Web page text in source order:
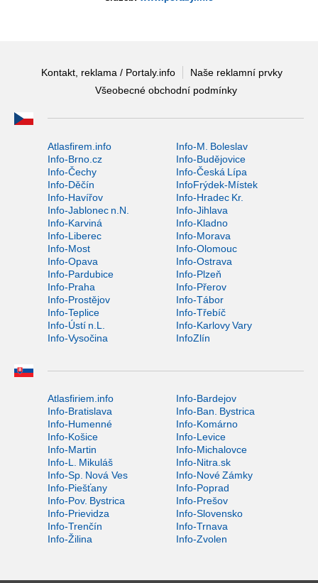
Kontakt, reklama / Portaly.info
Naše reklamní prvky
Všeobecné obchodní podmínky
Atlasfirem.info
Info-M. Boleslav
Info-Brno.cz
Info-Budějovice
Info-Čechy
Info-Česká Lípa
Info-Děčín
InfoFrýdek-Místek
Info-Havířov
Info-Hradec Kr.
Info-Jablonec n.N.
Info-Jihlava
Info-Karviná
Info-Kladno
Info-Liberec
Info-Morava
Info-Most
Info-Olomouc
Info-Opava
Info-Ostrava
Info-Pardubice
Info-Plzeň
Info-Praha
Info-Přerov
Info-Prostějov
Info-Tábor
Info-Teplice
Info-Třebíč
Info-Ústí n.L.
Info-Karlovy Vary
Info-Vysočina
InfoZlín
Atlasfiriem.info
Info-Bardejov
Info-Bratislava
Info-Ban. Bystrica
Info-Humenné
Info-Komárno
Info-Košice
Info-Levice
Info-Martin
Info-Michalovce
Info-L. Mikuláš
Info-Nitra.sk
Info-Sp. Nová Ves
Info-Nové Zámky
Info-Piešťany
Info-Poprad
Info-Pov. Bystrica
Info-Prešov
Info-Prievidza
Info-Slovensko
Info-Trenčín
Info-Trnava
Info-Žilina
Info-Zvolen